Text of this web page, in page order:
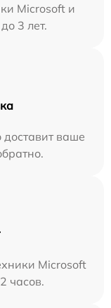
Microsoft и
3 лет.
ваше
Microsoft
часов.